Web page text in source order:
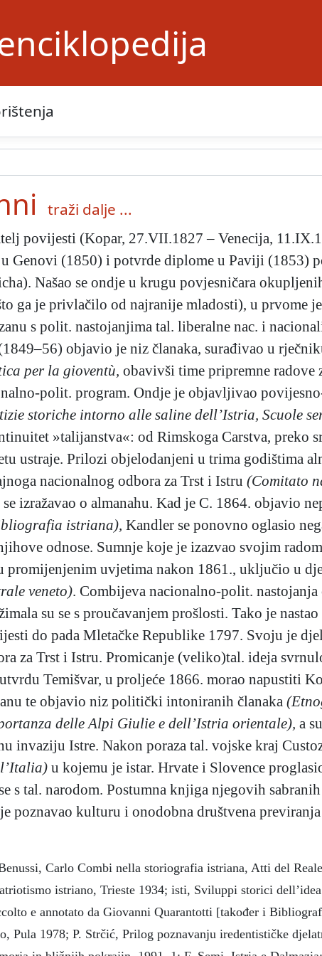
traži dalje ...
povijesti (Kopar, 27.VII.1827 – Venecija,
Genovi (1850) i potvrde diplome u Paviji (1853)
Našao se ondje u krugu povjesničara
ga je privlačilo od najranije mladosti), u prvome
s polit. nastojanjima tal. liberalne nac. i
objavio je niz članaka, surađivao u
per la gioventù, obavivši time pripremne radove
polit. program. Ondje je objavljivao
storiche intorno alle saline dell’Istria, Scuole
»talijanstva«: od Rimskoga Carstva, preko
ustraje. Prilozi objelodanjeni u trima godištima
nacionalnog odbora za Trst i Istru (Comitato
izražavao o almanahu. Kad je C. 1864. objavio
istriana), Kandler se ponovno oglasio
odnose. Sumnje koje je izazvao svojim
promijenjenim uvjetima nakon 1861., uključio u
veneto). Combijeva nacionalno-polit. nastojanja
su se s proučavanjem prošlosti. Tako je nastao
do pada Mletačke Republike 1797. Svoju je
za Trst i Istru. Promicanje (veliko)tal. ideja
Temišvar, u proljeće 1866. morao napustiti
te objavio niz politički intoniranih članaka
delle Alpi Giulie e dell’Istria orientale), a
invaziju Istre. Nakon poraza tal. vojske kraj
u kojemu je istar. Hrvate i Slovence
s tal. narodom. Postumna knjiga njegovih sabranih
poznavao kulturu i onodobna društvena
Carlo Combi nella storiografia istriana, Atti del
istriano, Trieste 1934; isti, Sviluppi storici
e annotato da Giovanni Quarantotti [također i
1978; P. Strčić, Prilog poznavanju iredentističke